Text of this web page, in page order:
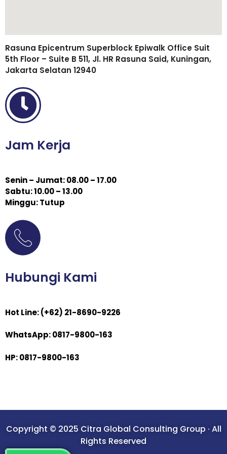
Rasuna Epicentrum Superblock Epiwalk Office Suit
5th Floor – Suite B 511, Jl. HR Rasuna Said, Kuningan,
Jakarta Selatan 12940
Jam Kerja
Senin – Jumat: 08.00 – 17.00
Sabtu: 10.00 – 13.00
Minggu: Tutup
Hubungi Kami
Hot Line: (+62) 21-8690-9226
WhatsApp: 0817-9800-163
HP: 0817-9800-163
Copyright © 2025 Citra Global Consulting Group · All
Rights Reserved